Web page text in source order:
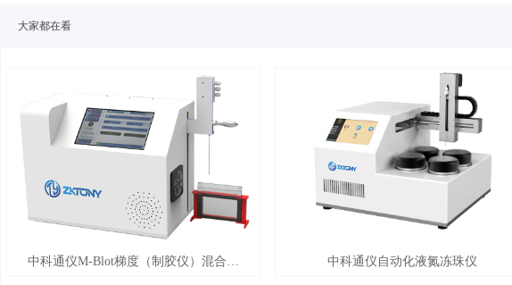
大家都在看
中科通仪M-Blot梯度（制胶仪）混合仪
中科通仪自动化液氮冻珠仪